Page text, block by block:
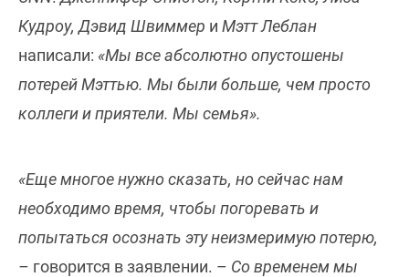
Кудроу, Дэвид Швиммер и Мэтт Леблан
написали: «Мы все абсолютно опустошены
потерей Мэттью. Мы были больше, чем просто
коллеги и приятели. Мы семья».
«Еще многое нужно сказать, но сейчас нам
необходимо время, чтобы погоревать и
попытаться осознать эту неизмеримую потерю,
– говорится в заявлении. – Со временем мы